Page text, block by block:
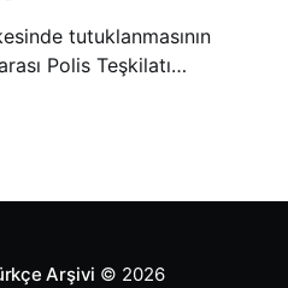
tutuklanmasının
Polis Teşkilatı
Arşivi © 2026